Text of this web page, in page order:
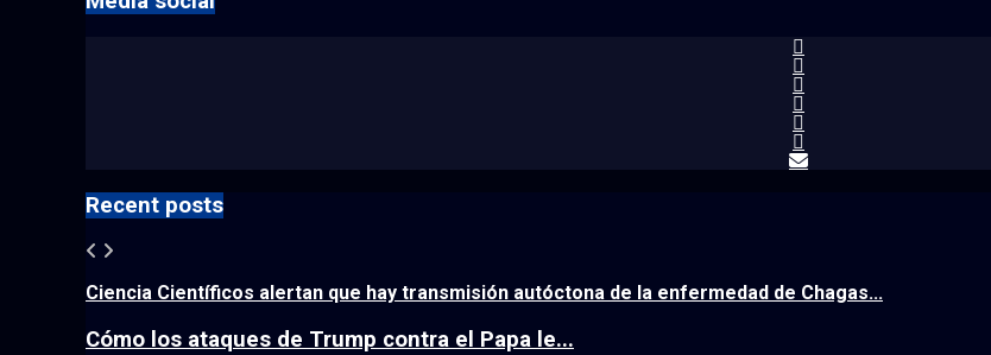
Recent posts
Ciencia Científicos alertan que hay transmisión autóctona de la enfermedad de Chagas...
Cómo los ataques de Trump contra el Papa le...